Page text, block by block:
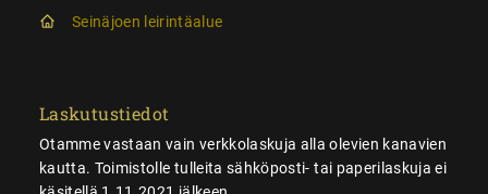
Seinäjoen leirintäalue
Laskutustiedot
Otamme vastaan vain verkkolaskuja alla olevien kanavien
kautta. Toimistolle tulleita sähköposti- tai paperilaskuja ei